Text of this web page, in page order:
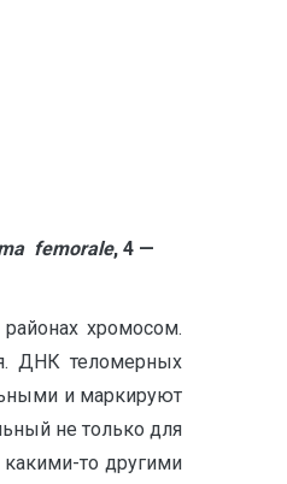
femorale, 4 —
хромосом.
ДНК теломерных
и маркируют
не только для
какими-то другими